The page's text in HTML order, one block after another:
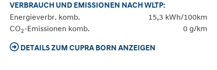
VERBRAUCH UND EMISSIONEN NACH WLTP:
Energieverbr. komb.
15,3 kWh/100km
CO2-Emissionen komb. 0 g/km
DETAILS ZUM CUPRA BORN ANZEIGEN